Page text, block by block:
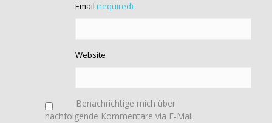
Email (required):
Website
Benachrichtige mich über
nachfolgende Kommentare via E-Mail.